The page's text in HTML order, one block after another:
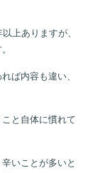
上ありますが、
ば内容も違い、
と自体に慣れて
いことが多いと